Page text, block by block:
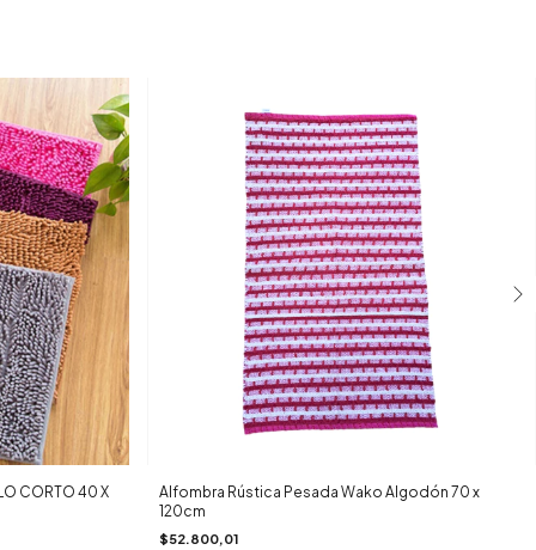
CORTO 40 X
Alfombra Rústica Pesada Wako Algodón 70 x
120cm
$52.800,01